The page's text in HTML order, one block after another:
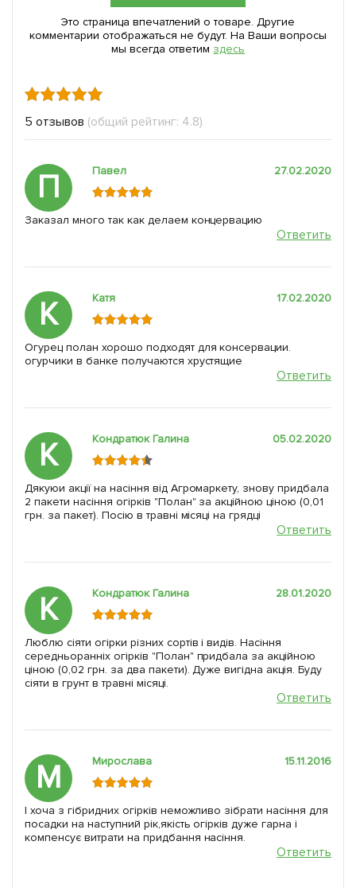
Это страница впечатлений о товаре. Другие
комментарии отображаться не будут. На Ваши вопросы
мы всегда ответим здесь
5 отзывов (общий рейтинг: 4.8)
П Павел 27.02.2020
Заказал много так как делаем концервацию
Ответить
К Катя 17.02.2020
Огурец полан хорошо подходят для консервации.
огурчики в банке получаются хрустящие
Ответить
К Кондратюк Галина 05.02.2020
Дякуюи акції на насіння від Агромаркету, знову придбала
2 пакети насіння огірків "Полан" за акційною ціною (0,01
грн. за пакет). Посію в травні місяці на грядці
Ответить
К Кондратюк Галина 28.01.2020
Люблю сіяти огірки різних сортів і видів. Насіння
середньоранніх огірків "Полан" придбала за акційною
ціною (0,02 грн. за два пакети). Дуже вигідна акція. Буду
сіяти в грунт в травні місяці.
Ответить
М Мирослава 15.11.2016
І хоча з гібридних огірків неможливо зібрати насіння для
посадки на наступний рік,якість огірків дуже гарна і
компенсує витрати на придбання насіння.
Ответить